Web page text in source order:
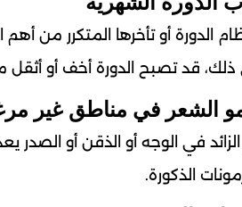
الدورة أو تأخرها المتكرر من
ذلك، قد تصبح الدورة أخف أو أثقل
في الوجه أو الذقن أو الصدر
الذكورة.